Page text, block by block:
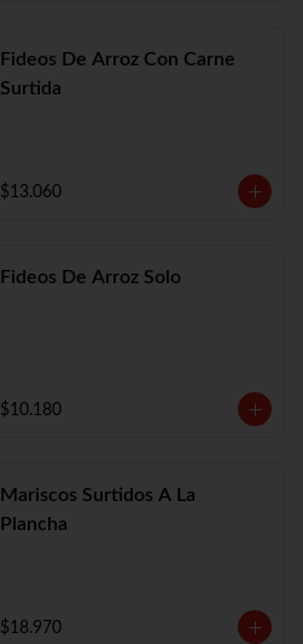
Fideos De Arroz Con Carne
Surtida
$13.060
Fideos De Arroz Solo
$10.180
Mariscos Surtidos A La
Plancha
$18.970